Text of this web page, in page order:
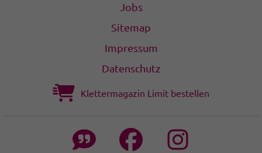
Jobs
Sitemap
Impressum
Datenschutz
Klettermagazin Limit bestellen